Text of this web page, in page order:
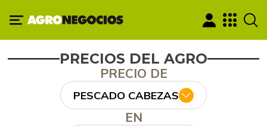
PRECIOS DEL AGRO
PRECIO DE
PESCADO CABEZAS
EN